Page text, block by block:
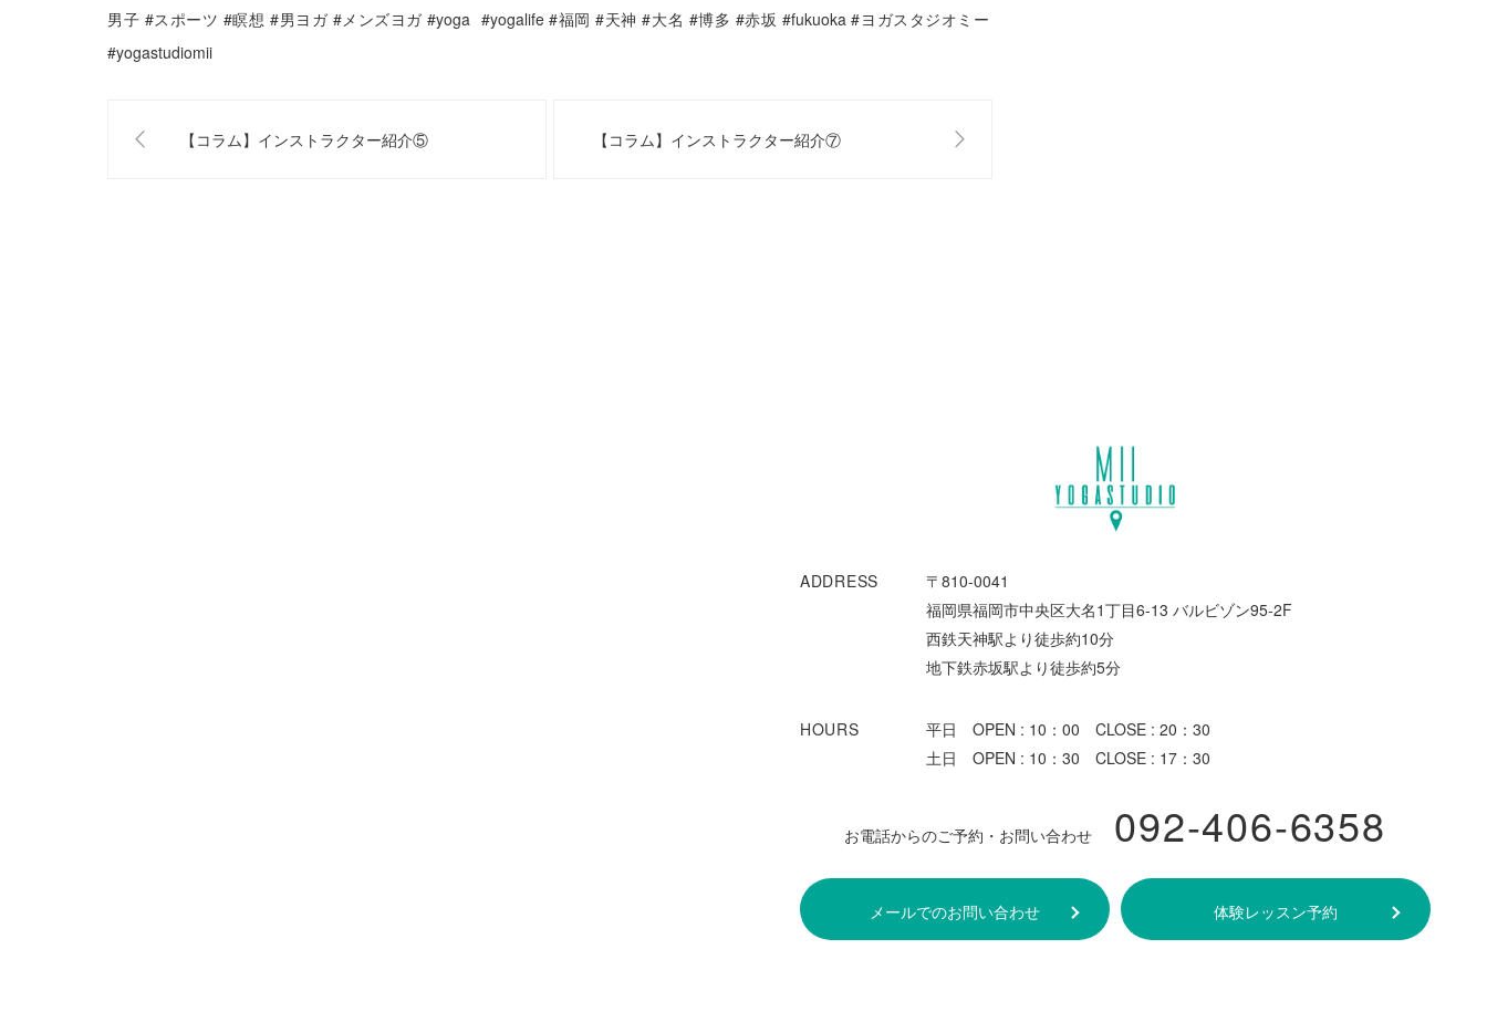
男子 #スポーツ #瞑想 #男ヨガ #メンズヨガ #yoga #yogalife #福岡 #天神 #大名 #博多 #赤坂 #fukuoka #ヨガスタジオミー
#yogastudiomii
【コラム】インストラクター紹介⑤ 【コラム】インストラクター紹介⑦
ADDRESS
〒810-0041
福岡県福岡市中央区大名1丁目6-13 バルビゾン95-2F
西鉄天神駅より徒歩約10分
地下鉄赤坂駅より徒歩約5分
HOURS
平日 OPEN : 10：00 CLOSE : 20：30
土日 OPEN : 10：30 CLOSE : 17：30
お電話からのご予約・お問い合わせ 092-406-6358
メールでのお問い合わせ 体験レッスン予約